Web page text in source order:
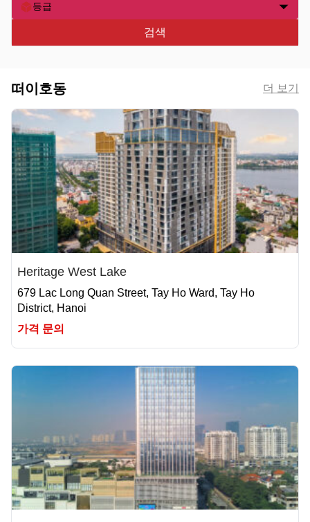
등급
검색
떠이호동 더 보기
Heritage West Lake
679 Lac Long Quan Street, Tay Ho Ward, Tay Ho
District, Hanoi
가격 문의